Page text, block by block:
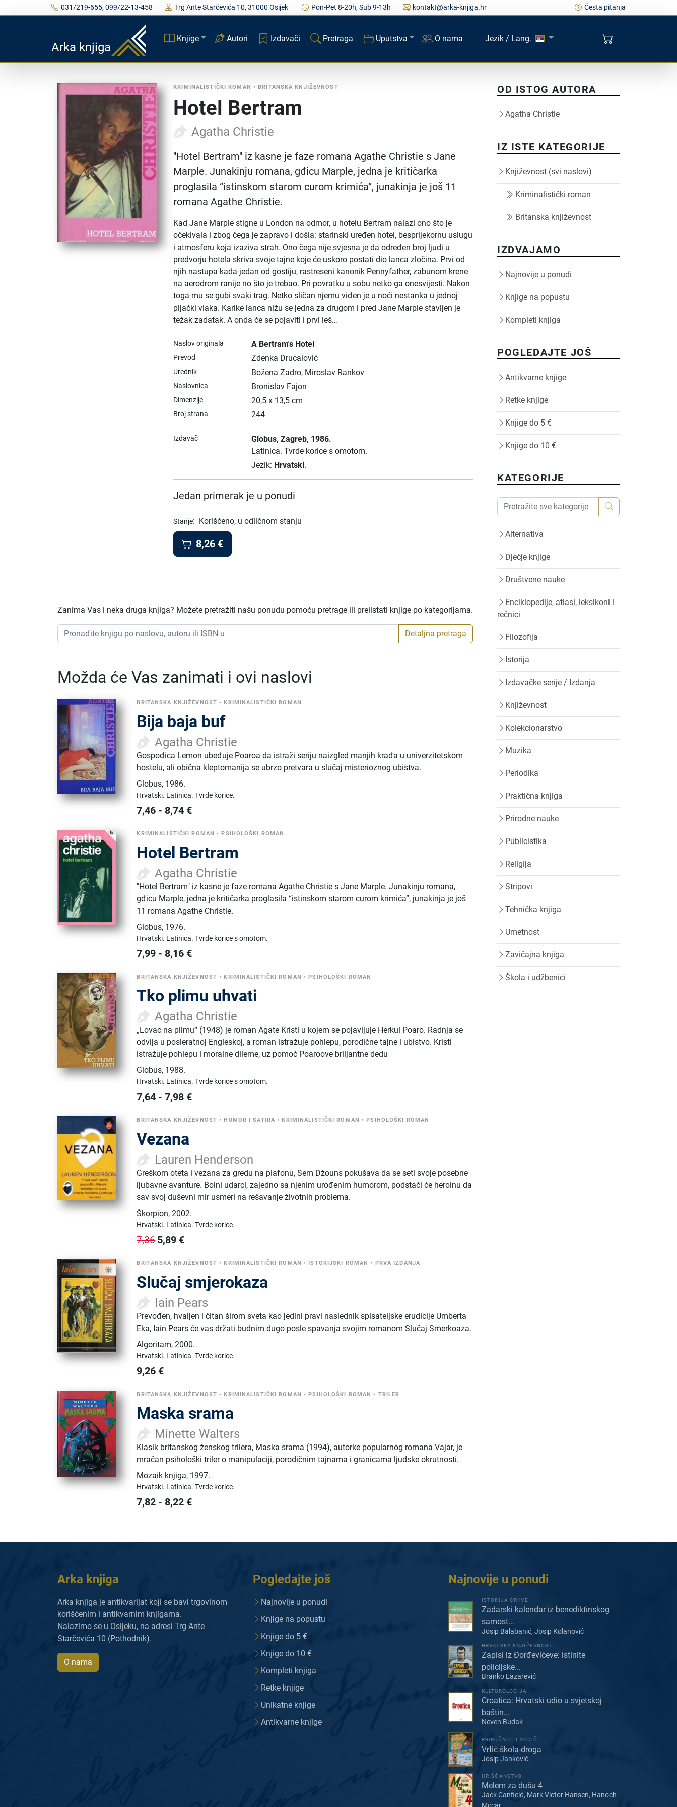
031/219-655, 099/22-13-458 Trg Ante Starčevića 10, 31000 Osijek Pon-Pet 8-20h, Sub 9-13h kontakt@arka-knjiga.hr Česta pitanja
Arka knjiga
Knjige Autori Izdavači Pretraga Uputstva O nama Jezik / Lang.
KRIMINALISTIČKI ROMAN •BRITANSKA KNJIŽEVNOST
Hotel Bertram
Agatha Christie
"Hotel Bertram" iz kasne je faze romana Agathe Christie s Jane
Marple. Junakinju romana, gđicu Marple, jedna je kritičarka
proglasila “istinskom starom curom krimića”, junakinja je još 11
romana Agathe Christie.
Kad Jane Marple stigne u London na odmor, u hotelu Bertram nalazi ono što je
očekivala i zbog čega je zapravo i došla: starinski uređen hotel, besprijekornu uslugu
i atmosferu koja izaziva strah. Ono čega nije svjesna je da određen broj ljudi u
predvorju hotela skriva svoje tajne koje će uskoro postati dio lanca zločina. Prvi od
njih nastupa kada jedan od gostiju, rastreseni kanonik Pennyfather, zabunom krene
na aerodrom ranije no što je trebao. Pri povratku u sobu netko ga onesvijesti. Nakon
toga mu se gubi svaki trag. Netko sličan njemu viđen je u noći nestanka u jednoj
pljački vlaka. Karike lanca nižu se jedna za drugom i pred Jane Marple stavljen je
težak zadatak. A onda će se pojaviti i prvi leš…
Naslov originala A Bertram's Hotel
Prevod Zdenka Drucalović
Urednik Božena Zadro, Miroslav Rankov
Naslovnica Bronislav Fajon
Dimenzije 20,5 x 13,5 cm
Broj strana 244
Izdavač Globus, Zagreb, 1986.
Latinica. Tvrde korice s omotom.
Jezik: Hrvatski.
Jedan primerak je u ponudi
Stanje: Korišćeno, u odličnom stanju
8,26 €
Zanima Vas i neka druga knjiga? Možete pretražiti našu ponudu pomoću pretrage ili prelistati knjige po kategorijama.
Detaljna pretraga
Možda će Vas zanimati i ovi naslovi
BRITANSKA KNJIŽEVNOST •KRIMINALISTIČKI ROMAN
Bija baja buf
Agatha Christie
Gospođica Lemon ubeđuje Poaroa da istraži seriju naizgled manjih krađa u univerzitetskom
hostelu, ali obična kleptomanija se ubrzo pretvara u slučaj misterioznog ubistva.
Globus, 1986.
Hrvatski. Latinica.Tvrde korice.
7,46 - 8,74 €
KRIMINALISTIČKI ROMAN •PSIHOLOŠKI ROMAN
Hotel Bertram
Agatha Christie
"Hotel Bertram" iz kasne je faze romana Agathe Christie s Jane Marple. Junakinju romana,
gđicu Marple, jedna je kritičarka proglasila “istinskom starom curom krimića”, junakinja je još
11 romana Agathe Christie.
Globus, 1976.
Hrvatski. Latinica.Tvrde korice s omotom.
7,99 - 8,16 €
BRITANSKA KNJIŽEVNOST •KRIMINALISTIČKI ROMAN •PSIHOLOŠKI ROMAN
Tko plimu uhvati
Agatha Christie
„Lovac na plimu“ (1948) je roman Agate Kristi u kojem se pojavljuje Herkul Poaro. Radnja se
odvija u posleratnoj Engleskoj, a roman istražuje pohlepu, porodične tajne i ubistvo. Kristi
istražuje pohlepu i moralne dileme, uz pomoć Poaroove briljantne dedu
Globus, 1988.
Hrvatski. Latinica.Tvrde korice s omotom.
7,64 -7,98 €
BRITANSKA KNJIŽEVNOST •HUMOR I SATIRA •KRIMINALISTIČKI ROMAN •PSIHOLOŠKI ROMAN
Vezana
Lauren Henderson
Greškom oteta i vezana za gredu na plafonu, Sem Džouns pokušava da se seti svoje posebne
ljubavne avanture. Bolni udarci, zajedno sa njenim urođenim humorom, podstaći će heroinu da
sav svoj duševni mir usmeri na rešavanje životnih problema.
Škorpion,2002.
Hrvatski. Latinica.Tvrde korice.
7,365,89 €
BRITANSKA KNJIŽEVNOST •KRIMINALISTIČKI ROMAN • ISTORIJSKI ROMAN • PRVA IZDANJA
Slučaj smjerokaza
Iain Pears
Prevođen, hvaljen i čitan širom sveta kao jedini pravi naslednik spisateljske erudicije Umberta
Eka, Iain Pears će vas držati budnim dugo posle spavanja svojim romanom Slučaj Smerkoaza.
Algoritam,2000.
Hrvatski. Latinica.Tvrde korice.
9,26 €
BRITANSKA KNJIŽEVNOST •KRIMINALISTIČKI ROMAN •PSIHOLOŠKI ROMAN • TRILER
Maska srama
Minette Walters
Klasik britanskog ženskog trilera, Maska srama (1994), autorke popularnog romana Vajar, je
mračan psihološki triler o manipulaciji, porodičnim tajnama i granicama ljudske okrutnosti.
Mozaik knjiga, 1997.
Hrvatski. Latinica.Tvrde korice.
7,82 - 8,22 €
OD ISTOG AUTORA
Agatha Christie
IZ ISTE KATEGORIJE
Književnost (svi naslovi)
Kriminalistički roman
Britanska književnost
IZDVAJAMO
Najnovije u ponudi
Knjige na popustu
Kompleti knjiga
POGLEDAJTE JOŠ
Antikvarne knjige
Retke knjige
Knjige do 5 €
Knjige do 10 €
KATEGORIJE
Alternativa
Dječje knjige
Društvene nauke
Enciklopedije, atlasi, leksikoni i
rečnici
Filozofija
Istorija
Izdavačke serije / Izdanja
Književnost
Kolekcionarstvo
Muzika
Periodika
Praktična knjiga
Prirodne nauke
Publicistika
Religija
Stripovi
Tehnička knjiga
Umetnost
Zavičajna knjiga
Škola i udžbenici
Arka knjiga
Arka knjiga je antikvarijat koji se bavi trgovinom
korišćenim i antikvarnim knjigama.
Nalazimo se u Osijeku, na adresi Trg Ante
Starčevića 10 (Pothodnik).
O nama
Pogledajte još
Najnovije u ponudi
Knjige na popustu
Knjige do 5 €
Knjige do 10 €
Kompleti knjiga
Retke knjige
Unikatne knjige
Antikvarne knjige
Najnovije u ponudi
ISTORIJA CRKVE
Zadarski kalendar iz benediktinskog
samost...
Josip Balabanić, Josip Kolanović
HRVATSKA KNJIŽEVNOST
Zapisi iz Đorđevićeve: istinite
policijske...
Branko Lazarević
KULTUROLOGIJA
Croatica: Hrvatski udio u svjetskoj
baštin...
Neven Budak
PRIRUČNICI I VODIČI
Vrtić-škola-droga
Josip Janković
HRIŠĆANSTVO
Melem za dušu 4
Jack Canfield, Mark Victor Hansen, Hanoch